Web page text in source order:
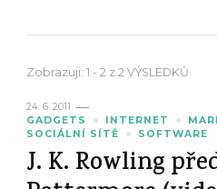
Zobrazuji: 1 - 2 z 2 VÝSLEDKŮ
24. 6. 2011
GADGETS
INTERNET
SOCIÁLNÍ SÍTĚ
SOFTWARE
J. K. Rowling